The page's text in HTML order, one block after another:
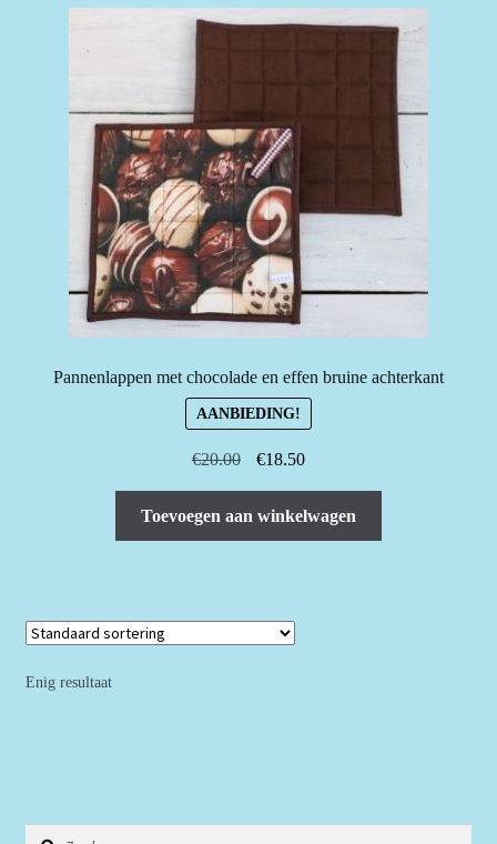
Pannenlappen met chocolade en effen bruine achterkant
AANBIEDING!
€20.00
Oorspronkelijke
was:
€20.00.
€18.50Huidige
is:
€18.50.
Toevoegen aan winkelwagen
Enig resultaat
Zoeken